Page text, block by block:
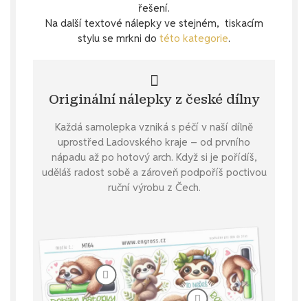
řešení.
Na další textové nálepky ve stejném, tiskacím
stylu se mrkni do této kategorie.
Originální nálepky z české dílny
Každá samolepka vzniká s péčí v naší dílně
uprostřed Ladovského kraje – od prvního
nápadu až po hotový arch. Když si je pořídíš,
uděláš radost sobě a zároveň podpoříš poctivou
ruční výrobu z Čech.